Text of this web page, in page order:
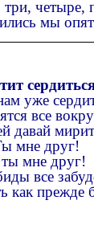
три, четыре,
мы
уже
все
давай
мне друг!
мне друг!
все
как прежде